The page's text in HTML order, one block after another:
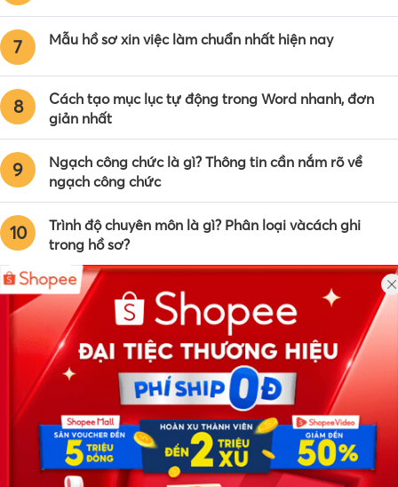
7 Mẫu hồ sơ xin việc làm chuẩn nhất hiện nay
8
Cách tạo mục lục tự động trong Word nhanh, đơn
giản nhất
9
Ngạch công chức là gì? Thông tin cần nắm rõ về
ngạch công chức
10
Trình độ chuyên môn là gì? Phân loại vàcách ghi
trong hồ sơ?
Công ty TNHH Eyeplus Online
Địa chỉ: Số 81, ngõ 68, đường Cầu Giấy, Tổ 05, Phường Quan
Hoa, Quận Cầu Giấy, TP Hà Nội, Việt Nam
SĐT: 0981 448 766
Email:
hotro@timviec.com.vn